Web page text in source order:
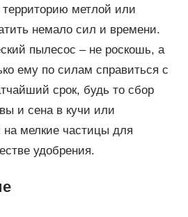
метлой или
немало сил и времени.
пылесос – не роскошь, а
ему по силам справиться с
срок, будь то сбор
и сена в кучи или
мелкие частицы для
удобрения.